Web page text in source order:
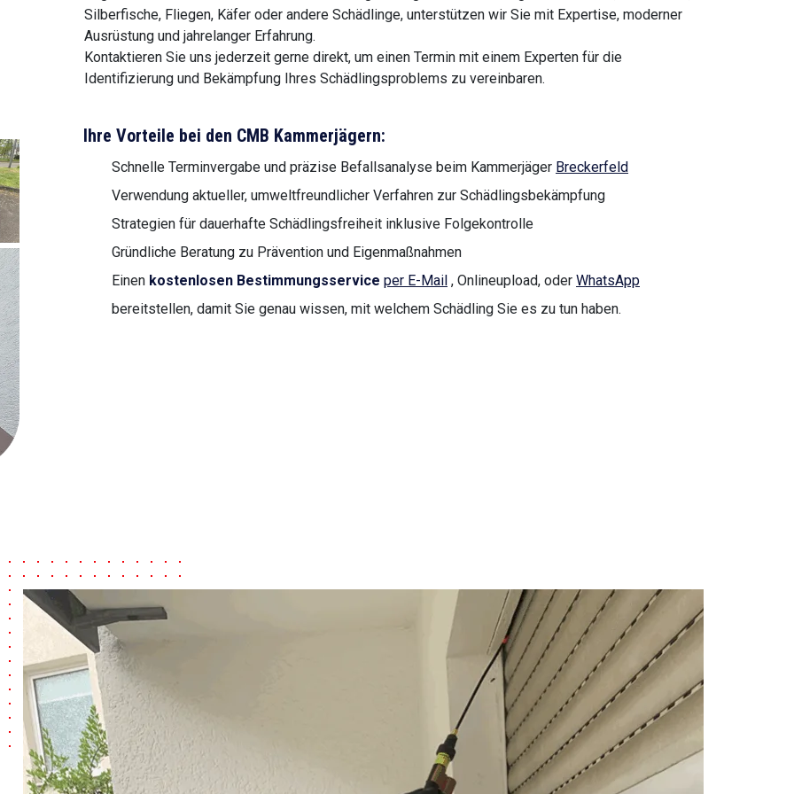
Silberfische, Fliegen, Käfer oder andere Schädlinge, unterstützen wir Sie mit Expertise, moderner
Ausrüstung und jahrelanger Erfahrung.
Kontaktieren Sie uns jederzeit gerne direkt, um einen Termin mit einem Experten für die
Identifizierung und Bekämpfung Ihres Schädlingsproblems zu vereinbaren.
Ihre Vorteile bei den CMB Kammerjägern:
Schnelle Terminvergabe und präzise Befallsanalyse beim Kammerjäger Breckerfeld
Verwendung aktueller, umweltfreundlicher Verfahren zur Schädlingsbekämpfung
Strategien für dauerhafte Schädlingsfreiheit inklusive Folgekontrolle
Gründliche Beratung zu Prävention und Eigenmaßnahmen
Einen kostenlosen Bestimmungsservice per E-Mail , Onlineupload, oder WhatsApp
bereitstellen, damit Sie genau wissen, mit welchem Schädling Sie es zu tun haben.